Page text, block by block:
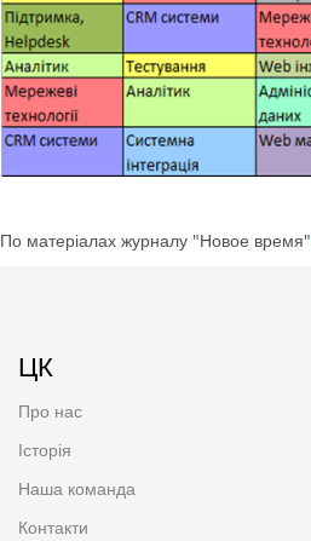
По матеріалах журналу "Новое время"
ЦК
Про нас
Історія
Наша команда
Контакти